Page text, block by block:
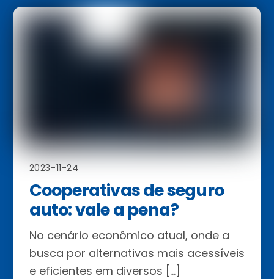
2023-11-24
Cooperativas de seguro
auto: vale a pena?
No cenário econômico atual, onde a
busca por alternativas mais acessíveis
e eficientes em diversos […]